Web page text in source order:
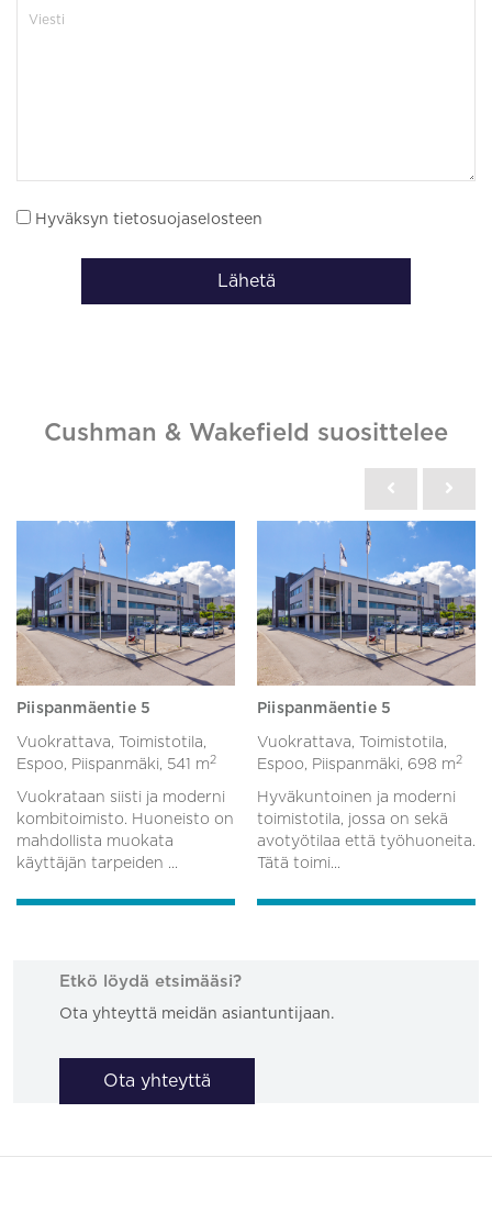
Hyväksyn tietosuojaselosteen
Lähetä
Cushman & Wakefield suosittelee
Piispanmäentie 5
Vuokrattava, Toimistotila,
Espoo, Piispanmäki, 541 m2
Vuokrataan siisti ja moderni
kombitoimisto. Huoneisto on
mahdollista muokata
käyttäjän tarpeiden ...
Piispanmäentie 5
Vuokrattava, Toimistotila,
Espoo, Piispanmäki, 698 m2
Hyväkuntoinen ja moderni
toimistotila, jossa on sekä
avotyötilaa että työhuoneita.
Tätä toimi...
Etkö löydä etsimääsi?
Ota yhteyttä meidän asiantuntijaan.
Ota yhteyttä